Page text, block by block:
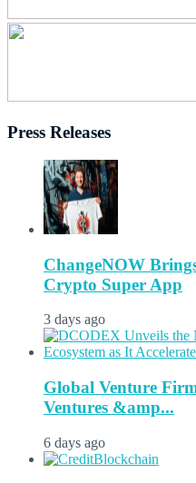
Press Releases
ChangeNOW
Crypto Super App
3 days ago
Global Venture
Ventures &amp...
6 days ago